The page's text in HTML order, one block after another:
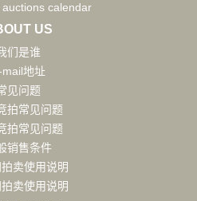
calendar
US
们是谁
mail地址
见问题
拍常见问题
拍常见问题
销售条件
卖使用说明
卖使用说明